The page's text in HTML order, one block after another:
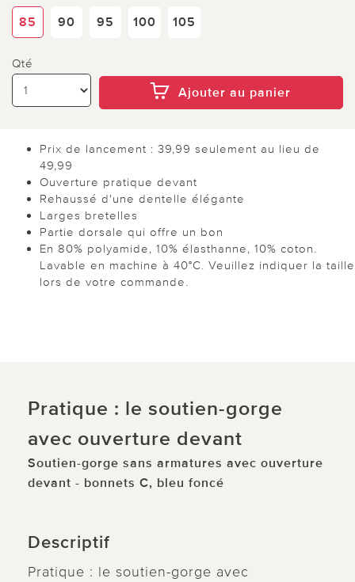
85 90 95 100 105
Qté
Ajouter au panier
Prix de lancement : 39,99 seulement au lieu de
49,99
Ouverture pratique devant
Rehaussé d'une dentelle élégante
Larges bretelles
Partie dorsale qui offre un bon
En 80% polyamide, 10% élasthanne, 10% coton.
Lavable en machine à 40°C. Veuillez indiquer la taille
lors de votre commande.
Pratique : le soutien-gorge
avec ouverture devant
Soutien-gorge sans armatures avec ouverture
devant - bonnets C, bleu foncé
Descriptif
Pratique : le soutien-gorge avec